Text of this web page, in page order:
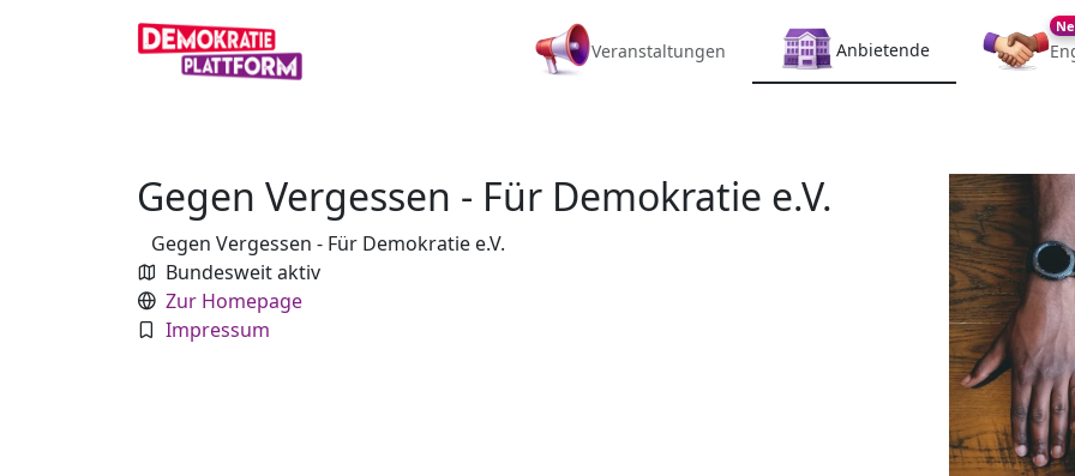
Veranstaltungen Anbietende
Gegen Vergessen - Für Demokratie e.V.
Gegen Vergessen - Für Demokratie e.V.
Bundesweit aktiv
Zur Homepage
Impressum